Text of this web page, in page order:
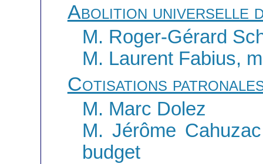
Abolition universelle
M. Roger-Gérard
M. Laurent Fabius,
Cotisations
M. Marc Dolez
M. Jérôme
budget